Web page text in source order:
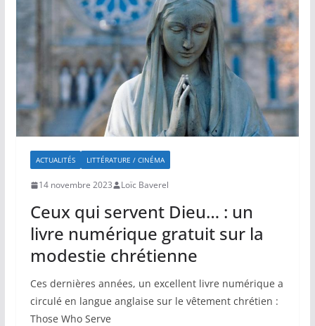
ACTUALITÉS LITTÉRATURE / CINÉMA
14 novembre 2023 Loïc Baverel
Ceux qui servent Dieu… : un
livre numérique gratuit sur la
modestie chrétienne
Ces dernières années, un excellent livre numérique a
circulé en langue anglaise sur le vêtement chrétien :
Those Who Serve